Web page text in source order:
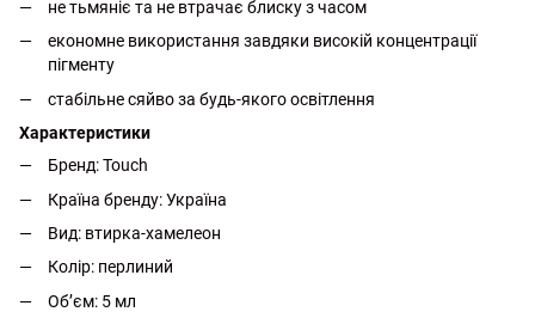
не тьмяніє та не втрачає блиску з часом
економне використання завдяки високій концентрації
пігменту
стабільне сяйво за будь-якого освітлення
Характеристики
Бренд: Touch
Країна бренду: Україна
Вид: втирка-хамелеон
Колір: перлиний
Об’єм: 5 мл